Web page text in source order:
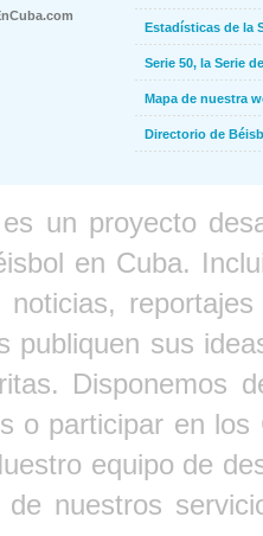
Estadísticas de la
Serie 50, la Serie
Mapa de nuestra
Directorio de
un proyecto
en Cuba.
noticias,
publiquen sus
Disponemos
o participar en
equipo de
de nuestros